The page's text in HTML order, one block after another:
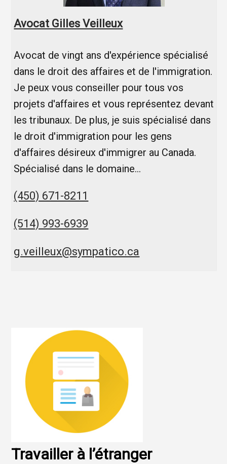
Avocat Gilles Veilleux
Avocat de vingt ans d'expérience spécialisé
dans le droit des affaires et de l'immigration.
Je peux vous conseiller pour tous vos
projets d'affaires et vous représentez devant
les tribunaux. De plus, je suis spécialisé dans
le droit d'immigration pour les gens
d'affaires désireux d'immigrer au Canada.
Spécialisé dans le domaine…
(450) 671-8211
(514) 993-6939
g.veilleux@sympatico.ca
Travailler à l’étranger